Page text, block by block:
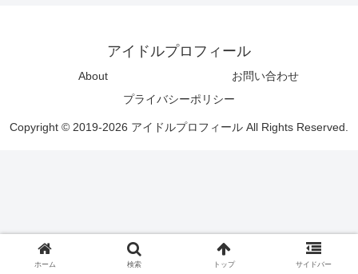
アイドルプロフィール
About
お問い合わせ
プライバシーポリシー
Copyright © 2019-2026 アイドルプロフィール All Rights Reserved.
ホーム 検索 トップ サイドバー